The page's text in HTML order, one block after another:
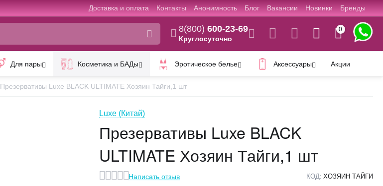
Доставка и оплата Контакты Анонимность Блог Вакансии Новинки Бренды
8(800) 600-23-69
Круглосуточно
0
Для пары Косметика и БАДы Эротическое белье Аксессуары Акции
Презервативы Luxe BLACK ULTIMATE Хозяин Тайги,1 шт
Luxe (Китай)
Презервативы Luxe BLACK
ULTIMATE Хозяин Тайги,1 шт
Написать отзыв КОД: ХОЗЯИН ТАЙГИ